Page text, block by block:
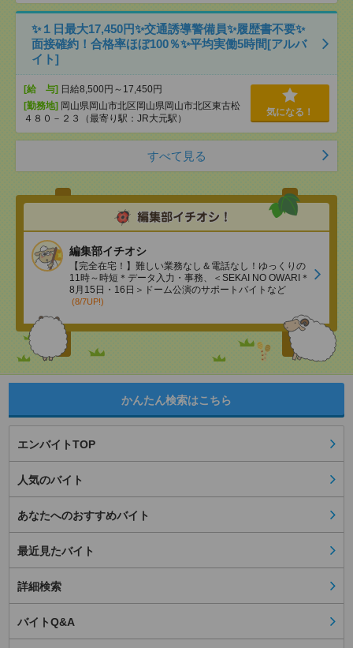
✨１日最大17,450円✨交通誘導警備員✨履歴書不要✨
面接確約！合格率ほぼ100％✨平均実働5時間[アルバ
イト]
[給 与] 日給8,500円～17,450円
[勤務地] 岡山県岡山市北区岡山県岡山市北区東古松
４８０－２３（最寄り駅：JR大元駅）
気になる！
すべて見る
編集部イチオシ
【完全在宅！】難しい業務なし＆電話なし！ゆっくりの
11時～時短＊データ入力・事務、＜SEKAI NO OWARI＊
8月15日・16日＞ドーム公演のサポートバイトなど
(8/7UP!)
かんたん検索はこちら
エンバイトTOP
人気のバイト
あなたへのおすすめバイト
最近見たバイト
詳細検索
バイトQ&A